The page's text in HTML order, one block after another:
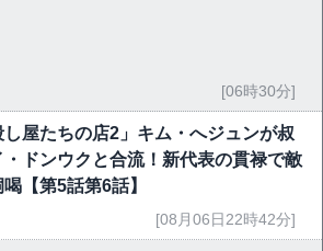
[06時30分]
し屋たちの店2」キム・へジュンが叔
・ドンウクと合流！新代表の貫禄で敵
喝【第5話第6話】
[08月06日22時42分]